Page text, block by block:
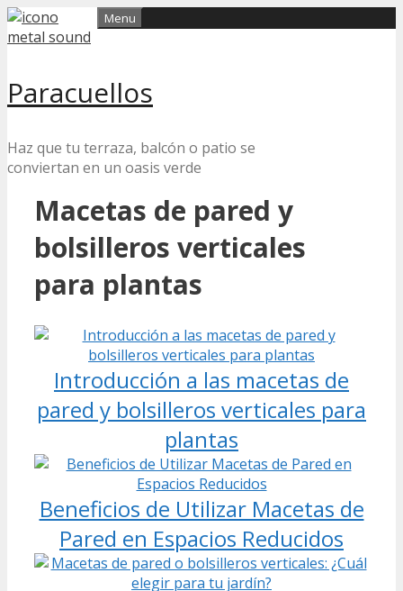
Skip
to
Paracuellos
Haz que tu terraza, balcón o patio se
conviertan en un oasis verde
Menu
Macetas de pared y
bolsilleros verticales
para plantas
Introducción a las macetas de
pared y bolsilleros verticales para
plantas
Beneficios de Utilizar Macetas de
Pared en Espacios Reducidos